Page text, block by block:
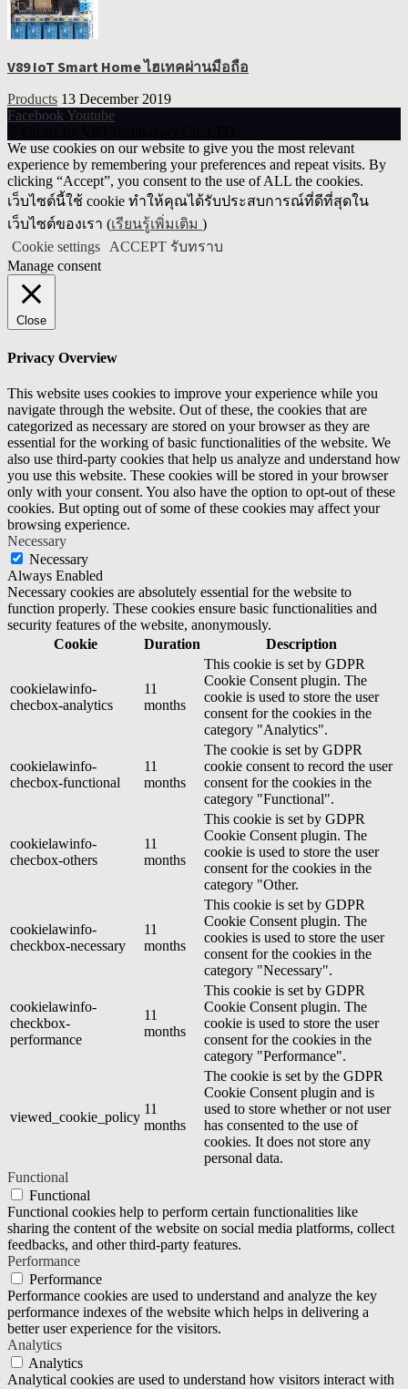
V89 IoT Smart Home ไฮเทคผ่านมือถือ
Products 13 December 2019
Facebook Youtube
We use cookies on our website to give you the most relevant
experience by remembering your preferences and repeat visits. By
clicking “Accept”, you consent to the use of ALL the cookies.
เว็บไซต์นี้ใช้ cookie ทำให้คุณได้รับประสบการณ์ที่ดีที่สุดใน
เว็บไซต์ของเรา (เรียนรู้เพิ่มเติม )
Cookie settings ACCEPT รับทราบ
Manage consent
Close
Privacy Overview
This website uses cookies to improve your experience while you
navigate through the website. Out of these, the cookies that are
categorized as necessary are stored on your browser as they are
essential for the working of basic functionalities of the website. We
also use third-party cookies that help us analyze and understand how
you use this website. These cookies will be stored in your browser
only with your consent. You also have the option to opt-out of these
cookies. But opting out of some of these cookies may affect your
browsing experience.
Necessary
Necessary
Always Enabled
Necessary cookies are absolutely essential for the website to
function properly. These cookies ensure basic functionalities and
security features of the website, anonymously.
Cookie
Duration Description
cookielawinfo-
checbox-analytics
11
months
This cookie is set by GDPR
Cookie Consent plugin. The
cookie is used to store the user
consent for the cookies in the
category "Analytics".
cookielawinfo-
checbox-functional
11
months
The cookie is set by GDPR
cookie consent to record the user
consent for the cookies in the
category "Functional".
cookielawinfo-
checbox-others
11
months
This cookie is set by GDPR
Cookie Consent plugin. The
cookie is used to store the user
consent for the cookies in the
category "Other.
cookielawinfo-
checkbox-necessary
11
months
This cookie is set by GDPR
Cookie Consent plugin. The
cookies is used to store the user
consent for the cookies in the
category "Necessary".
cookielawinfo-
checkbox-
performance
11
months
This cookie is set by GDPR
Cookie Consent plugin. The
cookie is used to store the user
consent for the cookies in the
category "Performance".
viewed_cookie_policy
11
months
The cookie is set by the GDPR
Cookie Consent plugin and is
used to store whether or not user
has consented to the use of
cookies. It does not store any
personal data.
Functional
Functional
Functional cookies help to perform certain functionalities like
sharing the content of the website on social media platforms, collect
feedbacks, and other third-party features.
Performance
Performance
Performance cookies are used to understand and analyze the key
performance indexes of the website which helps in delivering a
better user experience for the visitors.
Analytics
Analytics
Analytical cookies are used to understand how visitors interact with